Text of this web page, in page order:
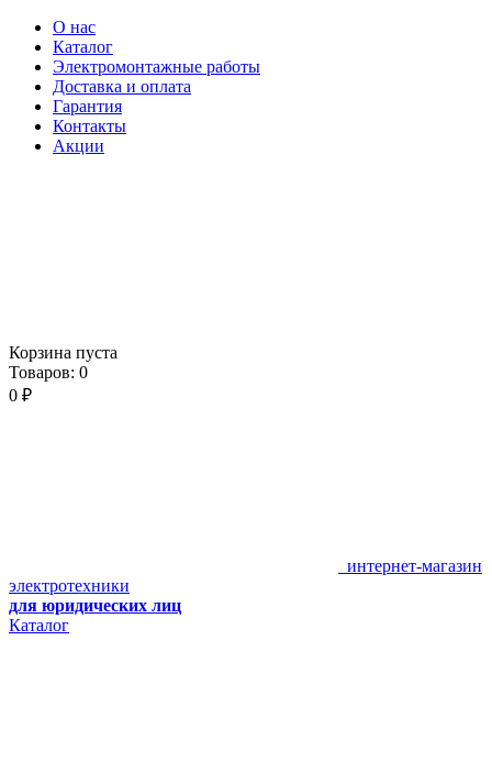
О нас
Каталог
Электромонтажные работы
Доставка и оплата
Гарантия
Контакты
Акции
Корзина пуста
Товаров: 0
0 ₽
интернет-магазин
электротехники
для юридических лиц
Каталог